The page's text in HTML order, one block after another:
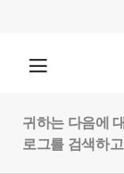
귀하는 다음에
로그를 검색하